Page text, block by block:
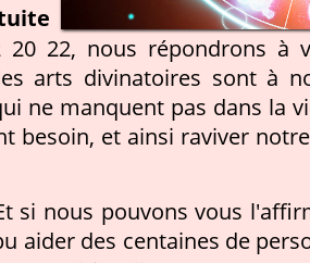
20 22, nous répondrons à
arts divinatoires sont à
ne manquent pas dans la
besoin, et ainsi raviver
si nous pouvons vous
aider des centaines de